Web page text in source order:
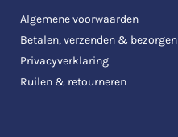
Algemene voorwaarden
Betalen, verzenden & bezorgen
Privacyverklaring
Ruilen & retourneren